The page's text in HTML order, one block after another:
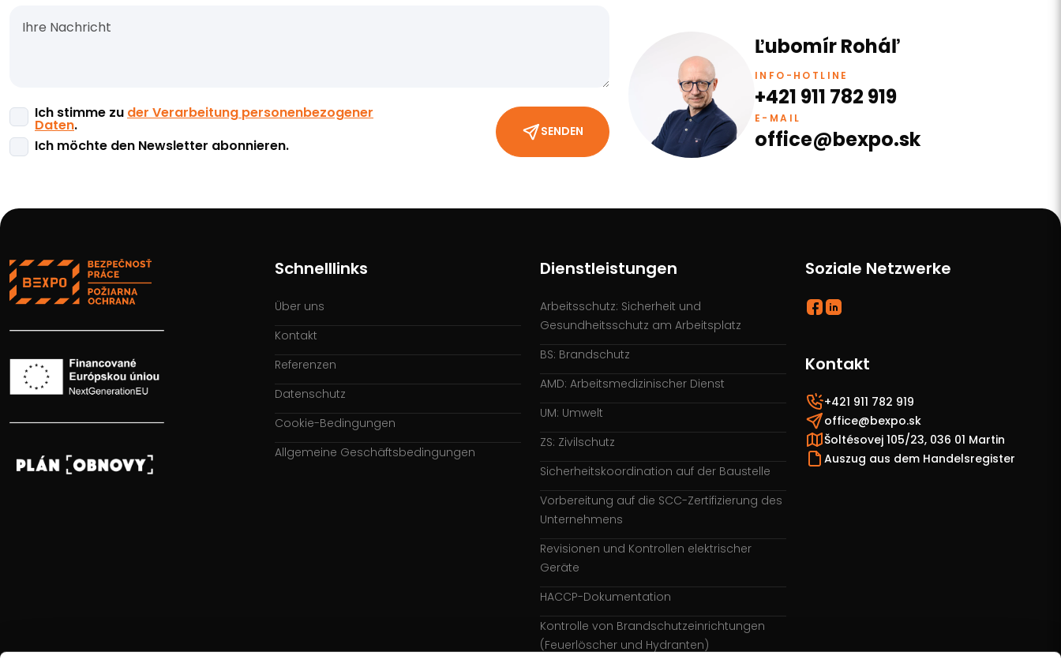
Ich stimme zu der Verarbeitung personenbezogener
Daten.
Ich möchte den Newsletter abonnieren.
SENDEN
Ľubomír Roháľ
INFO-HOTLINE
+421 911 782 919
E-MAIL
office@bexpo.sk
Schnelllinks
Über uns
Kontakt
Referenzen
Datenschutz
Cookie-Bedingungen
Allgemeine Geschäftsbedingungen
Dienstleistungen
Arbeitsschutz: Sicherheit und
Gesundheitsschutz am Arbeitsplatz
BS: Brandschutz
AMD: Arbeitsmedizinischer Dienst
UM: Umwelt
ZS: Zivilschutz
Sicherheitskoordination auf der Baustelle
Vorbereitung auf die SCC-Zertifizierung des
Unternehmens
Revisionen und Kontrollen elektrischer
Geräte
HACCP-Dokumentation
Kontrolle von Brandschutzeinrichtungen
(Feuerlöscher und Hydranten)
Soziale Netzwerke
Kontakt
+421 911 782 919
office@bexpo.sk
Šoltésovej 105/23, 036 01 Martin
Auszug aus dem Handelsregister